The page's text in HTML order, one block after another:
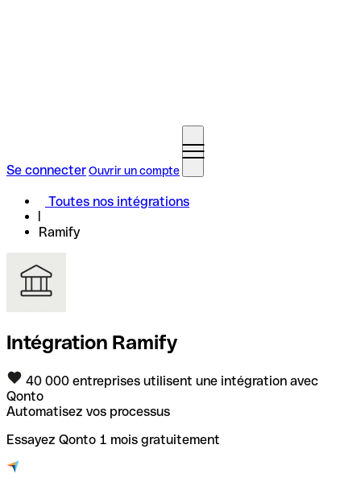
Se connecterOuvrir un compte
Toutes nos intégrations
Ramify
Intégration Ramify
40 000 entreprises utilisent une intégration avec
Qonto
Automatisez vos processus
Essayez Qonto 1 mois gratuitement